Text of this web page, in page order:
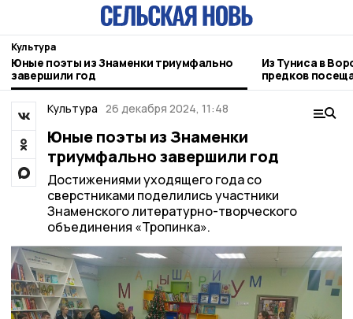
Культура
Юные поэты из Знаменки триумфально
завершили год
Из Туниса в
предков
зарубежья
Культура 26 декабря 2024, 11:48
Юные поэты из Знаменки
триумфально завершили год
Достижениями уходящего года со
сверстниками поделились участники
Знаменского литературно-творческого
объединения «Тропинка».